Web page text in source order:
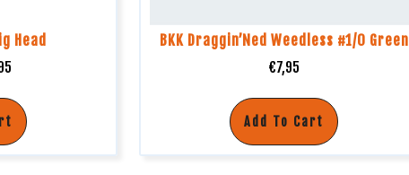
Head
BKK Draggin’Ned Weedless #1/0 Green
€7,95
Add To Cart